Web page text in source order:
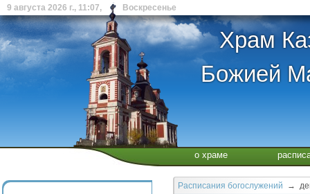
9 августа 2026 г., 11:07, Воскресенье
Храм
Божией
о храме
Расписания богослужений →